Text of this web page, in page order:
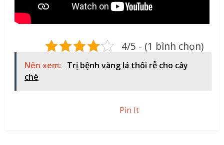
4/5 - (1 bình chọn)
Nên xem:
Trị bệnh vàng lá thối rễ cho cây
chè
Pin It